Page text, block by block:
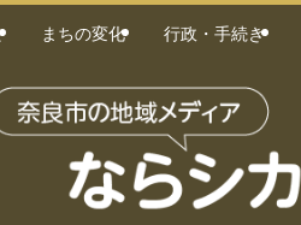
まちの変化 行政・手続き